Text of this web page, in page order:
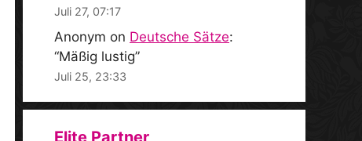
Juli 27, 07:17
Anonym on Deutsche Sätze:
“Mäßig lustig”
Juli 25, 23:33